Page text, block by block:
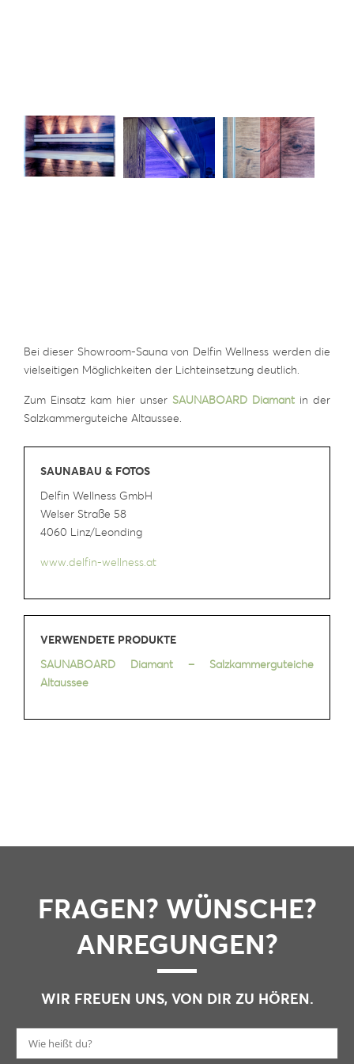
Bei dieser Showroom-Sauna von Delfin Wellness werden die
vielseitigen Möglichkeiten der Lichteinsetzung deutlich.
Zum Einsatz kam hier unser SAUNABOARD Diamant in der
Salzkammerguteiche Altaussee.
SAUNABAU & FOTOS
Delfin Wellness GmbH
Welser Straße 58
4060 Linz/Leonding
www.delfin-wellness.at
VERWENDETE PRODUKTE
SAUNABOARD Diamant – Salzkammerguteiche
Altaussee
FRAGEN? WÜNSCHE?
ANREGUNGEN?
WIR FREUEN UNS, VON DIR ZU HÖREN.